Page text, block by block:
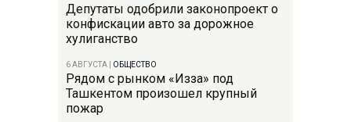
Депутаты одобрили законопроект о
конфискации авто за дорожное
хулиганство
6 АВГУСТА ОБЩЕСТВО
Рядом с рынком «Изза» под
Ташкентом произошел крупный
пожар